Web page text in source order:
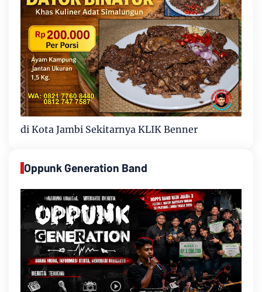
di Kota Jambi Sekitarnya KLIK Benner
Oppunk Generation Band